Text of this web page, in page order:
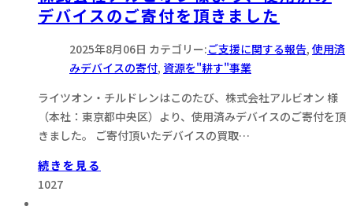
デバイスのご寄付を頂きました
2025年8月06日 カテゴリー:ご支援に関する報告, 使用済
みデバイスの寄付, 資源を"耕す"事業
ライツオン・チルドレンはこのたび、株式会社アルビオン 様
（本社：東京都中央区）より、使用済みデバイスのご寄付を頂
きました。 ご寄付頂いたデバイスの買取…
続きを見る
1027